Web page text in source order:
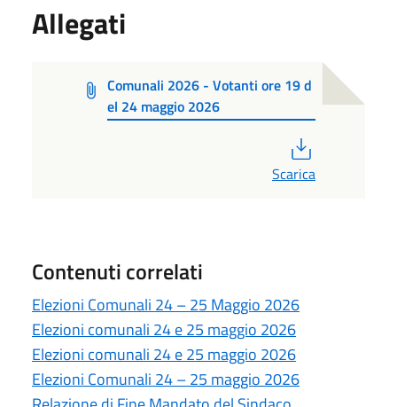
Allegati
Comunali 2026 - Votanti ore 19 d
el 24 maggio 2026
Scarica
Contenuti correlati
Elezioni Comunali 24 – 25 Maggio 2026
Elezioni comunali 24 e 25 maggio 2026
Elezioni comunali 24 e 25 maggio 2026
Elezioni Comunali 24 – 25 maggio 2026